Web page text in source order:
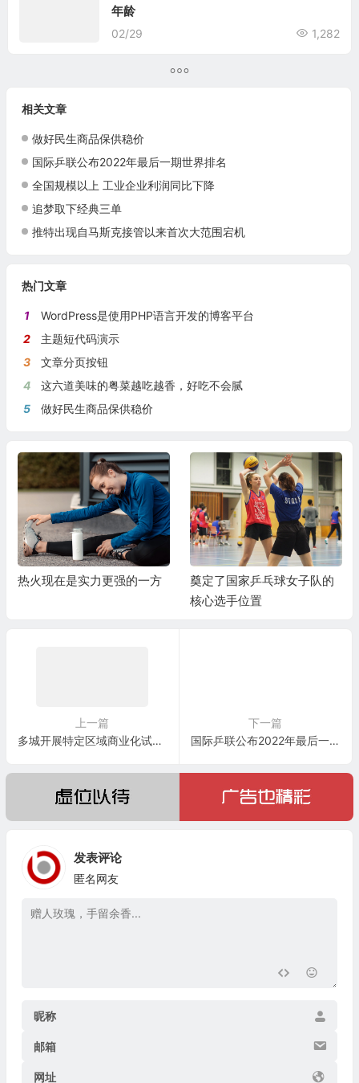
年龄
02/29 1,282
相关文章
做好民生商品保供稳价
国际乒联公布2022年最后一期世界排名
全国规模以上 工业企业利润同比下降
追梦取下经典三单
推特出现自马斯克接管以来首次大范围宕机
热门文章
1
WordPress是使用PHP语言开发的博客平台
2
主题短代码演示
3
文章分页按钮
4
这六道美味的粤菜越吃越香，好吃不会腻
5
做好民生商品保供稳价
热火现在是实力更强的一方
奠定了国家乒乓球女子队的
核心选手位置
上一篇
多城开展特定区域商业化试运营
下一篇
国际乒联公布2022年最后一期世界排名
发表评论
匿名网友
昵称
邮箱
网址